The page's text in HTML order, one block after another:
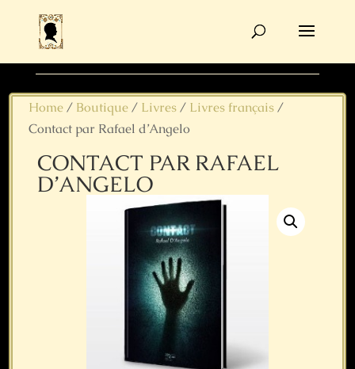
Home/ Boutique/ Livres/ Livres français/
Contact par Rafael d’Angelo
CONTACT PAR RAFAEL
D’ANGELO